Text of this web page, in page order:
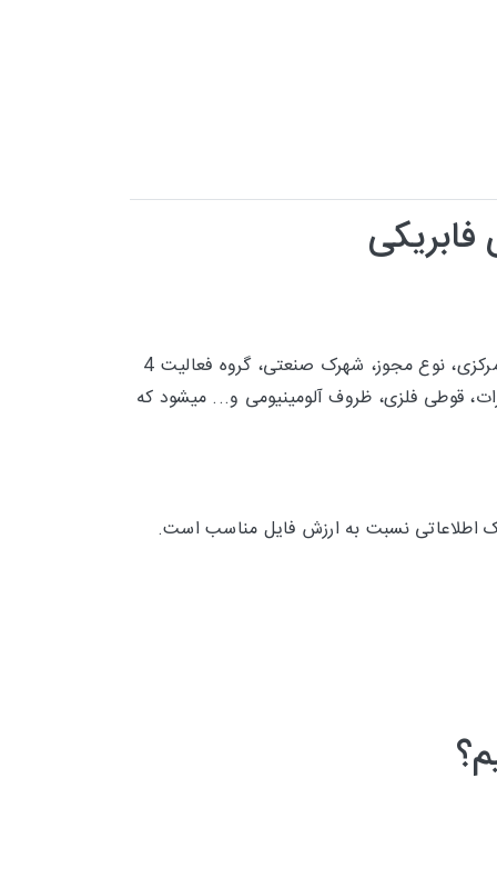
ملکان، تبریز، مراغه، آذرشهر و... براساس نام واحد، آدرس کارگاه، آدرس دفتر مرکزی، نوع مجوز، شهرک صنعتی، گروه فعالیت 4
قوطی فلزی، ظروف آلومینیومی و... میشود که
اطلاعاتی نسبت به ارزش فایل مناسب است.